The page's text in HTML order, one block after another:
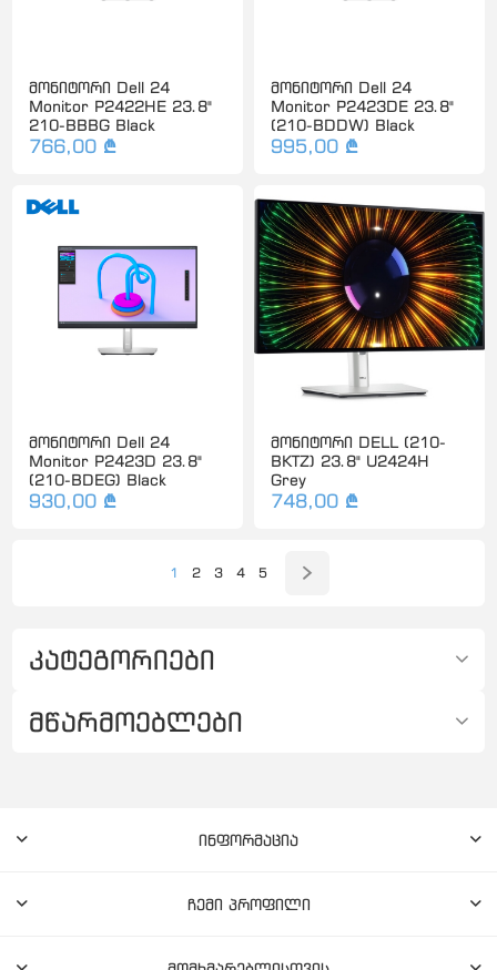
კატეგორიები
მწარმოებლები
მონიტორი Dell 24
Monitor P2422HE 23.8"
210-BBBG Black
766,00 ₾
მონიტორი Dell 24
Monitor P2423DE 23.8"
(210-BDDW) Black
995,00 ₾
მონიტორი Dell 24
Monitor P2423D 23.8"
(210-BDEG) Black
930,00 ₾
მონიტორი DELL (210-
BKTZ) 23.8" U2424H
Grey
748,00 ₾
1 2 3 4 5
ინფორმაცია
ჩემი პროფილი